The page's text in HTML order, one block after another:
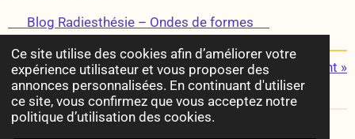
Ce site utilise des cookies afin d’améliorer votre
expérience utilisateur et vous proposer des
annonces personnalisées. En continuant d'utiliser
ce site, vous confirmez que vous acceptez notre
politique d’utilisation des cookies.
Blog Radiesthésie – Ondes de formes
«Précédent Suivant »
P
a
P
a
P
a
P
a
© 2022 - 2026 Radiesthésie & Esotérisme